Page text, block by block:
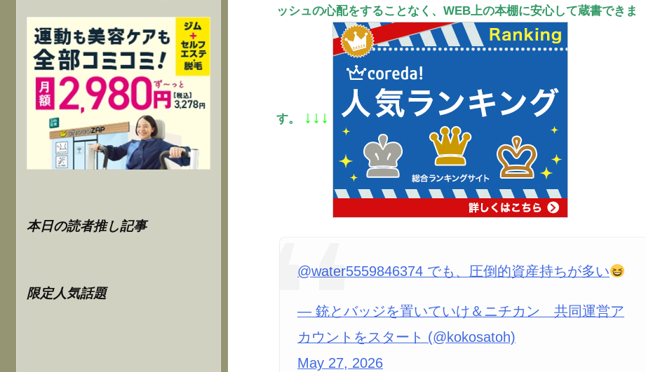
ッシュの心配をすることなく、WEB上の本棚に安心して蔵書できま
す。 ↓↓↓
@water5559846374 でも、圧倒的資産持ちが多い
— 銃とバッジを置いていけ＆ニチカン 共同運営ア
カウントをスタート (@kokosatoh)
May 27, 2026
本日の読者推し記事
限定人気話題